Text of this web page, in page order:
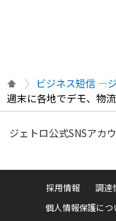
ビジネス短信 ―
週末に各地でデモ、物
ジェトロ公式SNSアカ
採用情報 調達
個人情報保護につ